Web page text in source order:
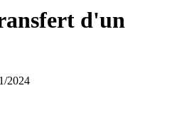
d'un
2024